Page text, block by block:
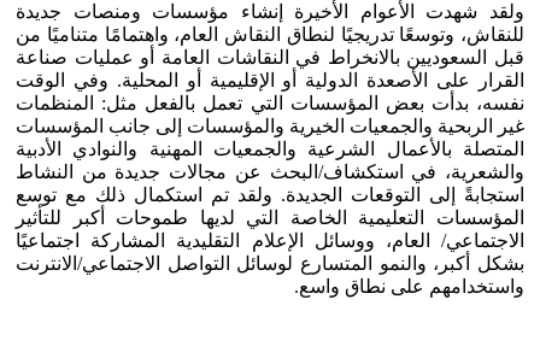
ولقد شهدت الأعوام الأخيرة إنشاء مؤسسات ومنصات جديدة
للنقاش، وتوسعًا تدريجيًا لنطاق النقاش العام، واهتمامًا متناميًا من
قبل السعوديين بالانخراط في النقاشات العامة أو عمليات صناعة
القرار على الأصعدة الدولية أو الإقليمية أو المحلية. وفي الوقت
نفسه، بدأت بعض المؤسسات التي تعمل بالفعل مثل: المنظمات
غير الربحية والجمعيات الخيرية والمؤسسات إلى جانب المؤسسات
المتصلة بالأعمال الشرعية والجمعيات المهنية والنوادي الأدبية
والشعرية، في استكشاف/البحث عن مجالات جديدة من النشاط
استجابةً إلى التوقعات الجديدة. ولقد تم استكمال ذلك مع توسع
المؤسسات التعليمية الخاصة التي لديها طموحات أكبر للتأثير
الاجتماعي/ العام، ووسائل الإعلام التقليدية المشاركة اجتماعيًا
بشكل أكبر، والنمو المتسارع لوسائل التواصل الاجتماعي/الانترنت
واستخدامهم على نطاق واسع.